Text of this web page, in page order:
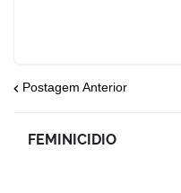
Postagem Anterior
FEMINICIDIO